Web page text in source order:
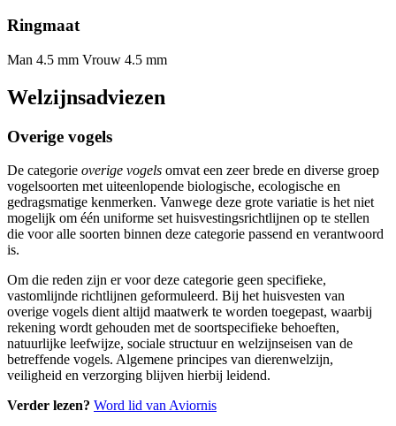
Ringmaat
Man 4.5 mm Vrouw 4.5 mm
Welzijnsadviezen
Overige vogels
De categorie overige vogels omvat een zeer brede en diverse groep
vogelsoorten met uiteenlopende biologische, ecologische en
gedragsmatige kenmerken. Vanwege deze grote variatie is het niet
mogelijk om één uniforme set huisvestingsrichtlijnen op te stellen
die voor alle soorten binnen deze categorie passend en verantwoord
is.
Om die reden zijn er voor deze categorie geen specifieke,
vastomlijnde richtlijnen geformuleerd. Bij het huisvesten van
overige vogels dient altijd maatwerk te worden toegepast, waarbij
rekening wordt gehouden met de soortspecifieke behoeften,
natuurlijke leefwijze, sociale structuur en welzijnseisen van de
betreffende vogels. Algemene principes van dierenwelzijn,
veiligheid en verzorging blijven hierbij leidend.
Verder lezen? Word lid van Aviornis